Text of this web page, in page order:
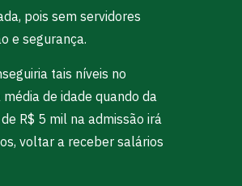
pois sem servidores
e segurança.
tais níveis no
de idade quando da
R$ 5 mil na admissão irá
voltar a receber salários